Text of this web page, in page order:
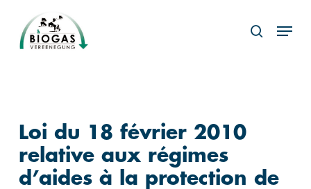
main
search
Loi du 18 février 2010
relative aux régimes
d’aides à la protection de